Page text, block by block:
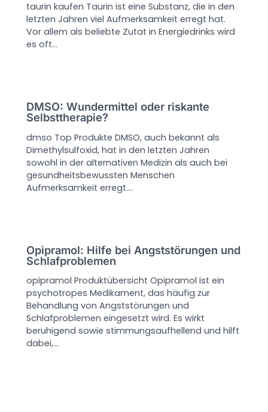
taurin kaufen Taurin ist eine Substanz, die in den
letzten Jahren viel Aufmerksamkeit erregt hat.
Vor allem als beliebte Zutat in Energiedrinks wird
es oft…
DMSO: Wundermittel oder riskante
Selbsttherapie?
dmso Top Produkte DMSO, auch bekannt als
Dimethylsulfoxid, hat in den letzten Jahren
sowohl in der alternativen Medizin als auch bei
gesundheitsbewussten Menschen
Aufmerksamkeit erregt.…
Opipramol: Hilfe bei Angststörungen und
Schlafproblemen
opipramol Produktübersicht Opipramol ist ein
psychotropes Medikament, das häufig zur
Behandlung von Angststörungen und
Schlafproblemen eingesetzt wird. Es wirkt
beruhigend sowie stimmungsaufhellend und hilft
dabei,…